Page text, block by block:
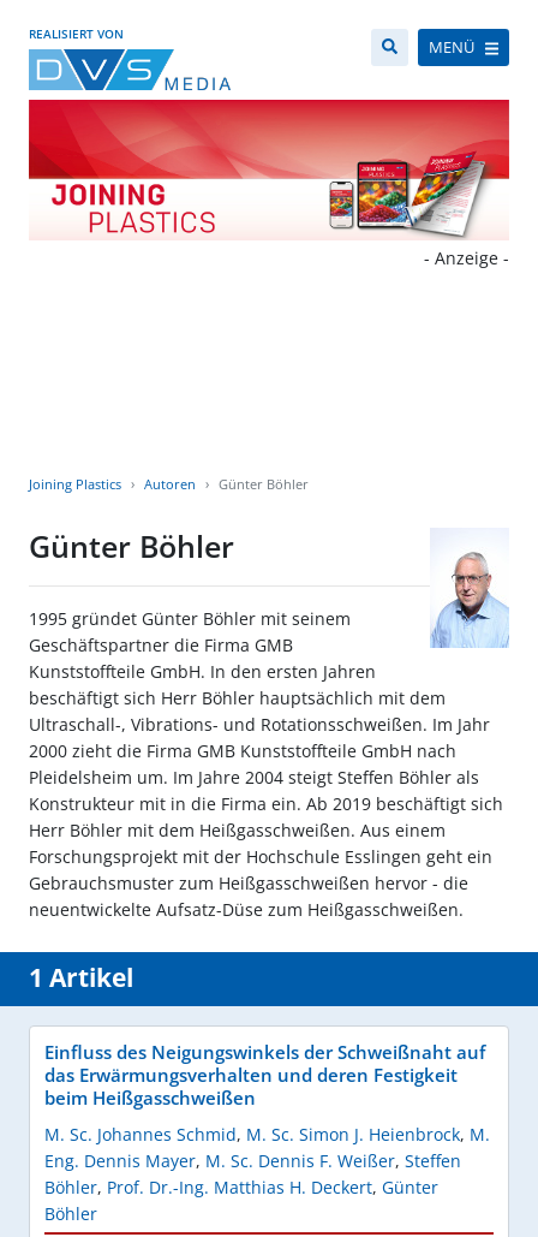
REALISIERT VON
MENÜ
- Anzeige -
Joining Plastics Autoren Günter Böhler
Günter Böhler
1995 gründet Günter Böhler mit seinem
Geschäftspartner die Firma GMB
Kunststoffteile GmbH. In den ersten Jahren
beschäftigt sich Herr Böhler hauptsächlich mit dem
Ultraschall-, Vibrations- und Rotationsschweißen. Im Jahr
2000 zieht die Firma GMB Kunststoffteile GmbH nach
Pleidelsheim um. Im Jahre 2004 steigt Steffen Böhler als
Konstrukteur mit in die Firma ein. Ab 2019 beschäftigt sich
Herr Böhler mit dem Heißgasschweißen. Aus einem
Forschungsprojekt mit der Hochschule Esslingen geht ein
Gebrauchsmuster zum Heißgasschweißen hervor - die
neuentwickelte Aufsatz-Düse zum Heißgasschweißen.
1 Artikel
Einfluss des Neigungswinkels der Schweißnaht auf
das Erwärmungsverhalten und deren Festigkeit
beim Heißgasschweißen
M. Sc. Johannes Schmid, M. Sc. Simon J. Heienbrock, M.
Eng. Dennis Mayer, M. Sc. Dennis F. Weißer, Steffen
Böhler, Prof. Dr.-Ing. Matthias H. Deckert, Günter
Böhler